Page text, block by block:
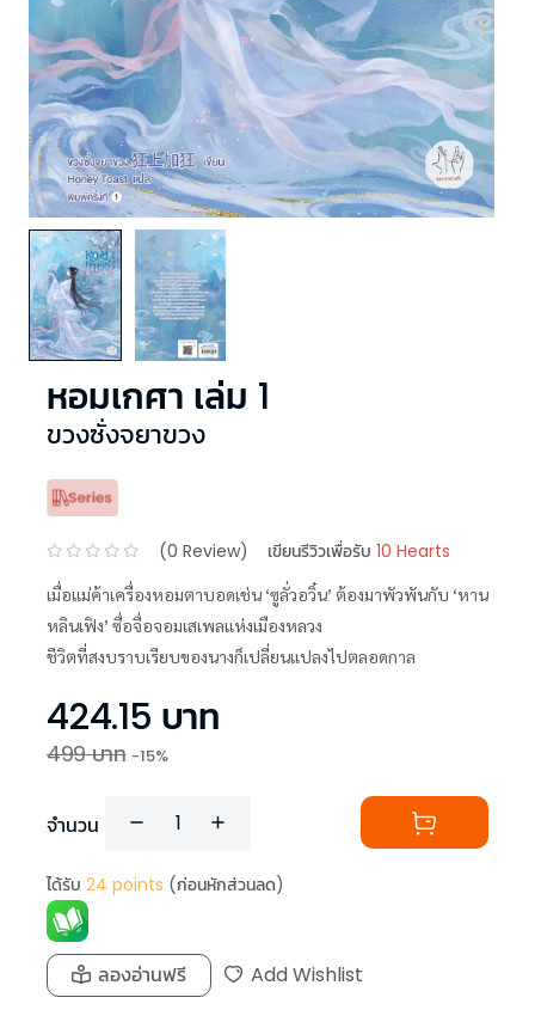
หอมเกศา เล่ม 1
ขวงซั่งจยาขวง
(0 Review) เขียนรีวิวเพื่อรับ 10 Hearts
เมื่อแม่ค้าเครื่องหอมตาบอดเช่น ‘ซูลั่วอวิ๋น’ ต้องมาพัวพันกับ ‘หาน
หลินเฟิง’ ซื่อจื่อจอมเสเพลแห่งเมืองหลวง
ชีวิตที่สงบราบเรียบของนางก็เปลี่ยนแปลงไปตลอดกาล
424.15 บาท
499บาท -15%
จำนวน
ได้รับ 24 points (ก่อนหักส่วนลด)
ลองอ่านฟรี Add Wishlist